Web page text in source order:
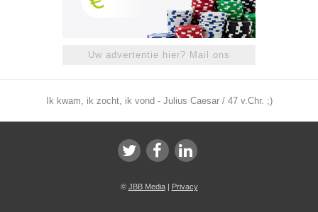
Uw advertentie hier? Mail ons
Ik kwam, ik zocht, ik vond - Julius Caesar / 47 v.Chr. ;)
© JBB Media| Privacy